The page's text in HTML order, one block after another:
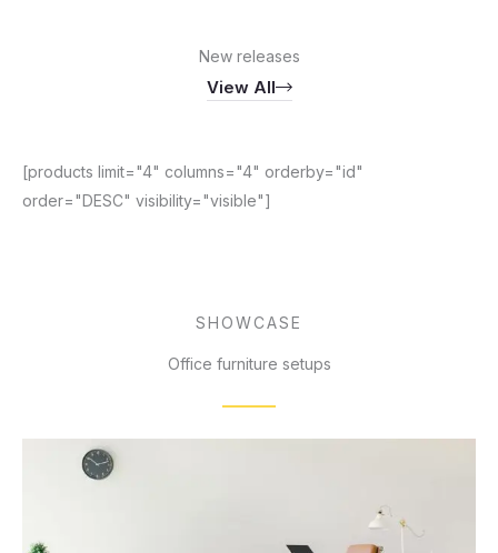
New releases
View All
[products limit="4" columns="4" orderby="id"
order="DESC" visibility="visible"]
SHOWCASE
Office furniture setups